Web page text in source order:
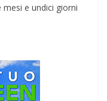
e undici giorni